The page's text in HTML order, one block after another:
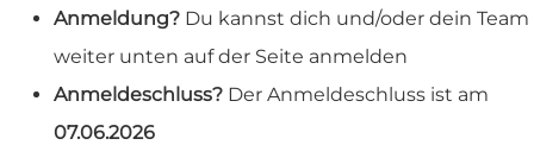
Anmeldung? Du kannst dich und/oder dein Team
weiter unten auf der Seite anmelden
Anmeldeschluss? Der Anmeldeschluss ist am
07.06.2026